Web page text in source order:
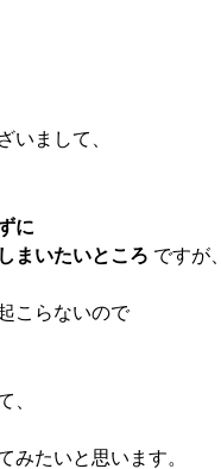
いまして、
に
まいたいところ ですが、
こらないので
、
みたいと思います。